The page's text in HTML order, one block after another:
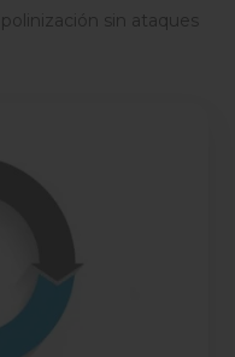
sin ataques